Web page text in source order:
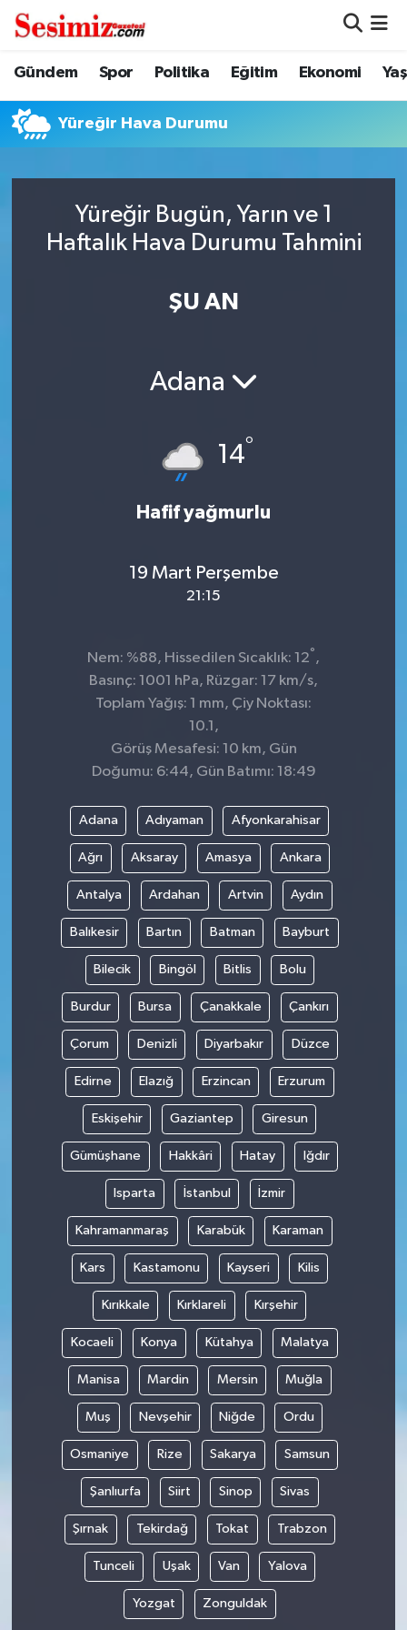
Gündem Spor Politika Eğitim Ekonomi
Yüreğir Hava Durumu
Yüreğir Bugün, Yarın ve 1
Haftalık Hava Durumu Tahmini
ŞU AN
Adana
14°
Hafif yağmurlu
19 Mart Perşembe
21:15
Nem: %88, Hissedilen Sıcaklık: 12° ,
Basınç: 1001 hPa, Rüzgar: 17 km/s,
Toplam Yağış: 1 mm, Çiy Noktası:
10.1,
Görüş Mesafesi: 10 km, Gün
Doğumu: 6:44, Gün Batımı: 18:49
Adana Adıyaman Afyonkarahisar
Ağrı Aksaray Amasya Ankara
Antalya Ardahan Artvin Aydın
Balıkesir Bartın Batman Bayburt
Bilecik Bingöl Bitlis Bolu
Burdur Bursa Çanakkale Çankırı
Çorum Denizli Diyarbakır Düzce
Edirne Elazığ Erzincan Erzurum
Eskişehir Gaziantep Giresun
Gümüşhane Hakkâri Hatay Iğdır
Isparta İstanbul İzmir
Kahramanmaraş Karabük Karaman
Kars Kastamonu Kayseri Kilis
Kırıkkale Kırklareli Kırşehir
Kocaeli Konya Kütahya Malatya
Manisa Mardin Mersin Muğla
Muş Nevşehir Niğde Ordu
Osmaniye Rize Sakarya Samsun
Şanlıurfa Siirt Sinop Sivas
Şırnak Tekirdağ Tokat Trabzon
Tunceli Uşak Van Yalova
Yozgat Zonguldak
Dünya
Eğitim
Genel
Gündem
Nöbetçi Eczaneler
Hava Durumu
Trafik Durumu
Süper Lig Puan Durumu ve Fikstür